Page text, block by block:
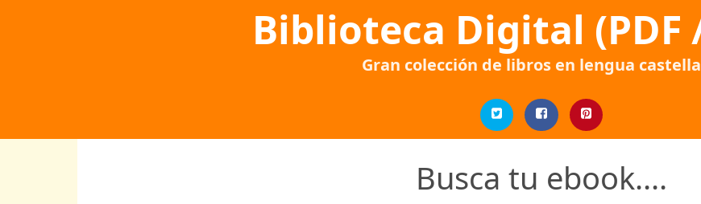
Biblioteca Digital (PDF
Gran colección de libros en lengua
Busca tu ebook....